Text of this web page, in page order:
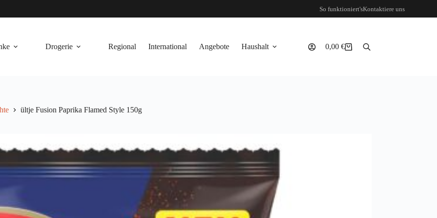
So funktioniert'sKontaktiere uns
Drogerie Regional International Angebote Haushalt Warenkorb
0,00 €
ültje Fusion Paprika Flamed Style 150g